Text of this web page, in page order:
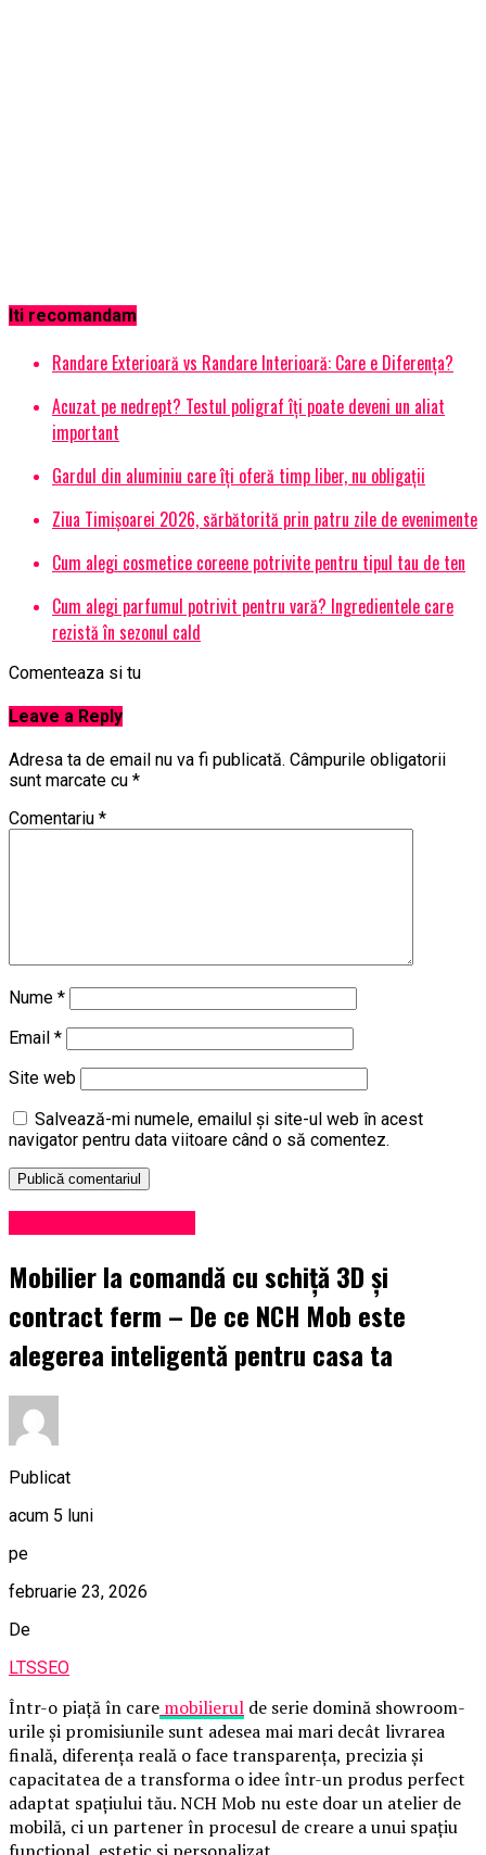
Iti recomandam
Randare Exterioară vs Randare Interioară: Care e Diferența?
Acuzat pe nedrept? Testul poligraf îţi poate deveni un aliat
important
Gardul din aluminiu care îți oferă timp liber, nu obligații
Ziua Timișoarei 2026, sărbătorită prin patru zile de evenimente
Cum alegi cosmetice coreene potrivite pentru tipul tau de ten
Cum alegi parfumul potrivit pentru vară? Ingredientele care
rezistă în sezonul cald
Comenteaza si tu
Leave a Reply
Adresa ta de email nu va fi publicată. Câmpurile obligatorii
sunt marcate cu *
Comentariu *
Nume *
Email *
Site web
Salvează-mi numele, emailul și site-ul web în acest
navigator pentru data viitoare când o să comentez.
Mobilier la comandă cu schiță 3D și
contract ferm – De ce NCH Mob este
alegerea inteligentă pentru casa ta
Publicat
acum 5 luni
pe
februarie 23, 2026
De
LTSSEO
Într-o piață în care mobilierul de serie domină showroom-
urile și promisiunile sunt adesea mai mari decât livrarea
finală, diferența reală o face transparența, precizia și
capacitatea de a transforma o idee într-un produs perfect
adaptat spațiului tău. NCH Mob nu este doar un atelier de
mobilă, ci un partener în procesul de creare a unui spațiu
funcțional, estetic și personalizat.